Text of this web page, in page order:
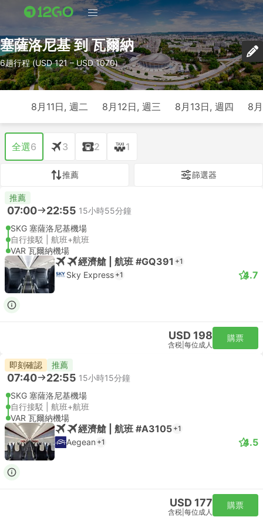
塞薩洛尼基 到 瓦爾納
6趟行程 (USD 121 – USD 1070)
8月11日, 週二 8月12日, 週三 8月13日, 週四 8
全選6 3 2 1
推薦 篩選器
推薦
07:00 22:55 15小時55分鐘
SKG 塞薩洛尼基機場
自行接駁 | 航班+航班
VAR 瓦爾納機場
經濟艙 | 航班 #GQ391 +1
Sky Express +1 4.7
USD 198
含税 每位成人
購票
即刻確認 推薦
07:40 22:55 15小時15分鐘
SKG 塞薩洛尼基機場
自行接駁 | 航班+航班
VAR 瓦爾納機場
經濟艙 | 航班 #A3105 +1
Aegean +1 4.5
USD 177
含税 每位成人
購票